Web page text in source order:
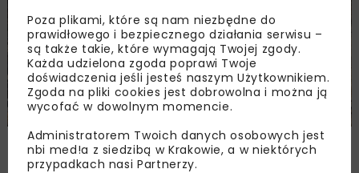
Trzuskawica wzmacnia pozycję na rynku
kruszyw poprzez połączenie z Tribag
Poza plikami, które są nam niezbędne do
prawidłowego i bezpiecznego działania serwisu –
są także takie, które wymagają Twojej zgody.
Każda udzielona zgoda poprawi Twoje
doświadczenia jeśli jesteś naszym Użytkownikiem.
Zgoda na pliki cookies jest dobrowolna i można ją
wycofać w dowolnym momencie.
Administratorem Twoich danych osobowych jest
nbi med!a z siedzibą w Krakowie, a w niektórych
przypadkach nasi Partnerzy.